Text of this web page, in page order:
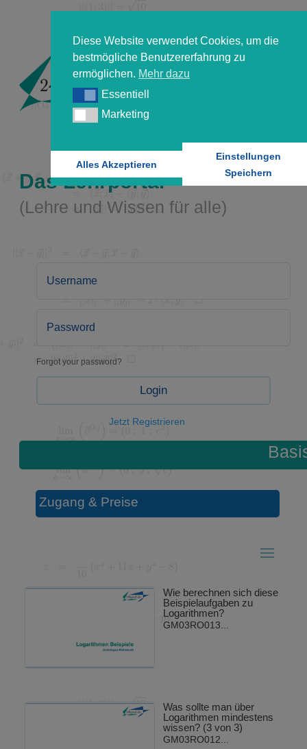
Diese Website verwendet Cookies, um die
bestmögliche Benutzererfahrung zu
ermöglichen. Mehr dazu
EssentiellEssentiell
MarketingMarketing
Alles Akzeptieren
Einstellungen
Speichern
Das Lehrportal
(Lehre und Wissen für alle)
Forgot your password?
Login
Jetzt Registrieren
Zugang & Preise
Wie berechnen sich diese
Beispielaufgaben zu
Logarithmen?
GM03RO013...
Was sollte man über
Logarithmen mindestens
wissen? (3 von 3)
GM03RO012...